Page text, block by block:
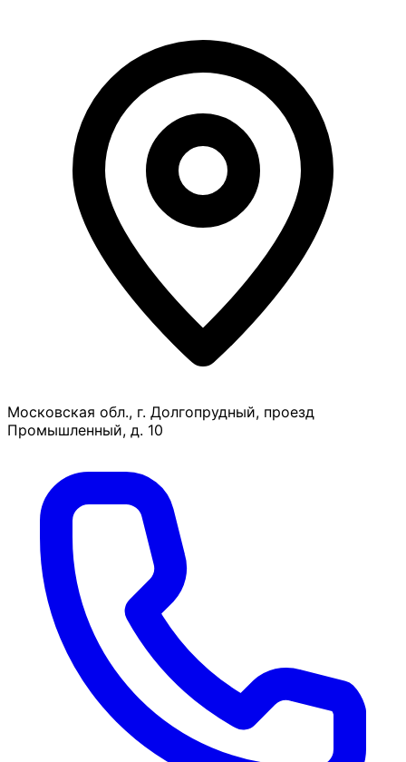
Московская обл., г. Долгопрудный, проезд
Промышленный, д. 10